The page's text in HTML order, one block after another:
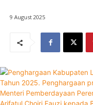
9 August 2025